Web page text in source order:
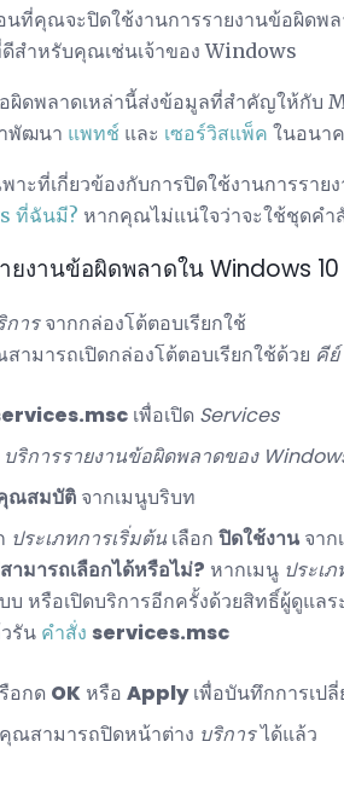
นที่คุณจะปิดใช้งานการรายงานข้อผิดพ
ดีสำหรับคุณเช่นเจ้าของ Windows
ผิดพลาดเหล่านี้ส่งข้อมูลที่สำคัญให้กับ
พัฒนา แพทช์ และ เซอร์วิสแพ็ค ในอนา
าะที่เกี่ยวข้องกับการปิดใช้งานการร
ที่ฉันมี? หากคุณไม่แน่ใจว่าจะใช้ชุดคำ
ยงานข้อผิดพลาดใน Windows 10
การจากกล่องโต้ตอบเรียกใช้
ามารถเปิดกล่องโต้ตอบเรียกใช้ด้วย คีย์
เพื่อเปิด Services
บริการรายงานข้อผิดพลาดของ
ณสมบัติ จากเมนูบริบท
ประเภทการเริ่มต้น เลือก ปิดใช้งานจาก
ามารถเลือกได้หรือไม่? หากเมนู ประเ
บ หรือเปิดบริการอีกครั้งด้วยสิทธิ์ผู้ดูแล
รัน คำสั่ง services.msc
อกด OK หรือ Applyเพื่อบันทึกการเป
ณสามารถปิดหน้าต่าง บริการได้แล้ว